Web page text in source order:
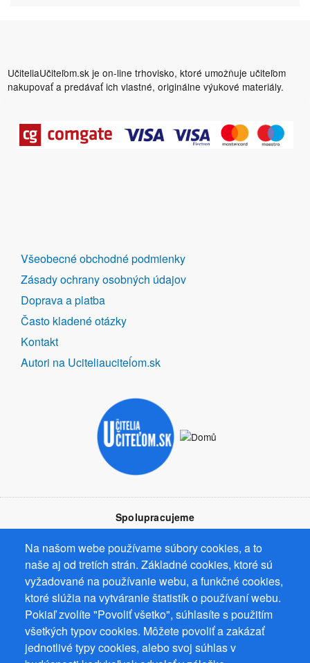
UčiteliaUčiteľom.sk je on-line trhovisko, ktoré umožňuje učiteľom
nakupovať a predávať ich vlastné, originálne výukové materiály.
Na našom webe používame súbory cookies, a to
naše aj od tretích strán. Základné cookies, ktoré sú
vyžadované na používanie webu, a funkčné cookies,
ktoré slúžia na vytváranie štatistík o používaní webu.
Pokiaľ zvolíte "Povoliť všetko", súhlasíte s použitím
všetkých typov cookies. Môžete povoliť a zakázať
jednotlivé typy cookies, alebo svoj súhlas v
DALŠÍ
ODKAZY
Všeobecné obchodné podmienky
Zásady ochrany osobných údajov
Doprava a platba
Často kladené otázky
Kontakt
Autori na Uciteliauciteĺom.sk
Spolupracujeme
Prevádzkovateľ: Mgr. Bc. Žaneta Radimecká, MBA, Ostrov 256, 561
22 Ostrov, IČ 08993033, DIČ CZ9161263958
© 2026
PuzzleWebs s.r.o.